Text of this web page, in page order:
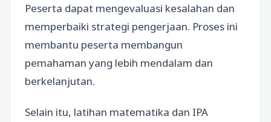
Peserta dapat mengevaluasi kesalahan dan
memperbaiki strategi pengerjaan. Proses ini
membantu peserta membangun
pemahaman yang lebih mendalam dan
berkelanjutan.
Selain itu, latihan matematika dan IPA